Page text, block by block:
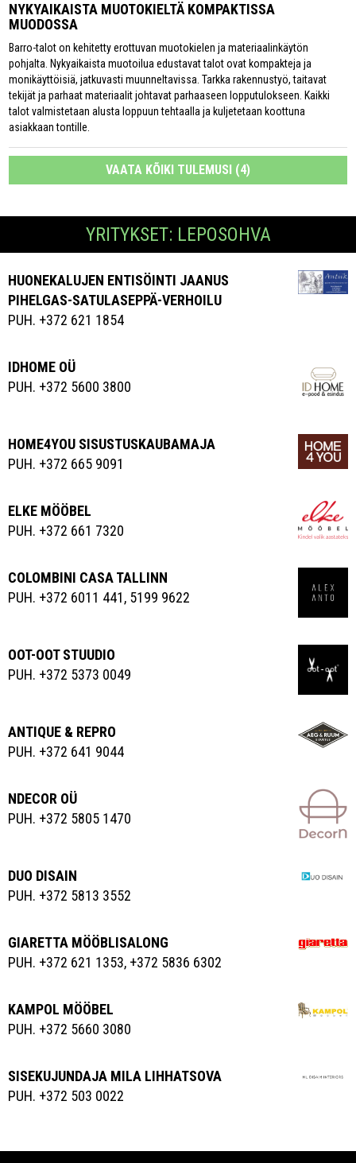
NYKYAIKAISTA MUOTOKIELTÄ KOMPAKTISSA
MUODOSSA
Barro-talot on kehitetty erottuvan muotokielen ja materiaalinkäytön
pohjalta. Nykyaikaista muotoilua edustavat talot ovat kompakteja ja
monikäyttöisiä, jatkuvasti muunneltavissa. Tarkka rakennustyö, taitavat
tekijät ja parhaat materiaalit johtavat parhaaseen lopputulokseen. Kaikki
talot valmistetaan alusta loppuun tehtaalla ja kuljetetaan koottuna
asiakkaan tontille.
VAATA KÕIKI TULEMUSI (4)
YRITYKSET: LEPOSOHVA
HUONEKALUJEN ENTISÖINTI JAANUS
PIHELGAS-SATULASEPPÄ-VERHOILU
PUH. +372 621 1854
IDHOME OÜ
PUH. +372 5600 3800
HOME4YOU SISUSTUSKAUBAMAJA
PUH. +372 665 9091
ELKE MÖÖBEL
PUH. +372 661 7320
COLOMBINI CASA TALLINN
PUH. +372 6011 441, 5199 9622
OOT-OOT STUUDIO
PUH. +372 5373 0049
ANTIQUE & REPRO
PUH. +372 641 9044
NDECOR OÜ
PUH. +372 5805 1470
DUO DISAIN
PUH. +372 5813 3552
GIARETTA MÖÖBLISALONG
PUH. +372 621 1353, +372 5836 6302
KAMPOL MÖÖBEL
PUH. +372 5660 3080
SISEKUJUNDAJA MILA LIHHATSOVA
PUH. +372 503 0022